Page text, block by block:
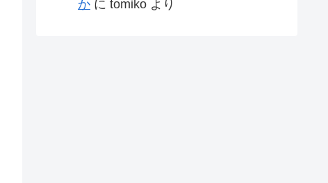
か に tomiko より